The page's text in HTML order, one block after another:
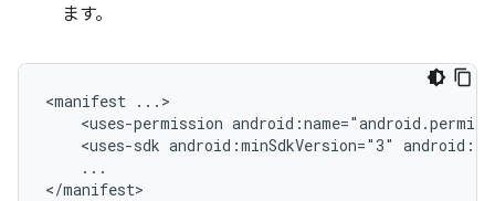
ます。
<manifest
<uses-permission
<uses-sdk android:minSdkVersion="3"
...
</manifest>